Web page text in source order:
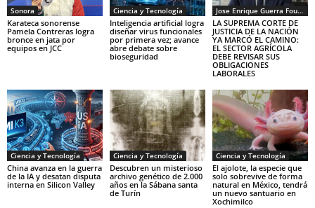
Sonora
Karateca sonorense
Pamela Contreras logra
bronce en jata por
equipos en JCC
Ciencia y Tecnología
Inteligencia artificial logra
diseñar virus funcionales
por primera vez; avance
abre debate sobre
bioseguridad
Jose Enrique Guerra Fourcade
LA SUPREMA CORTE DE
JUSTICIA DE LA NACIÓN
YA MARCÓ EL CAMINO:
EL SECTOR AGRÍCOLA
DEBE REVISAR SUS
OBLIGACIONES
LABORALES
Ciencia y Tecnología
China avanza en la guerra
de la IA y desatan disputa
interna en Silicon Valley
Ciencia y Tecnología
Descubren un misterioso
archivo genético de 2.000
años en la Sábana santa
de Turín
Ciencia y Tecnología
El ajolote, la especie que
solo sobrevive de forma
natural en México, tendrá
un nuevo santuario en
Xochimilco